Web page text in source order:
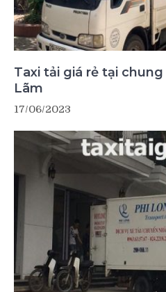
Taxi tải giá rẻ tại
Lãm
17/06/2023